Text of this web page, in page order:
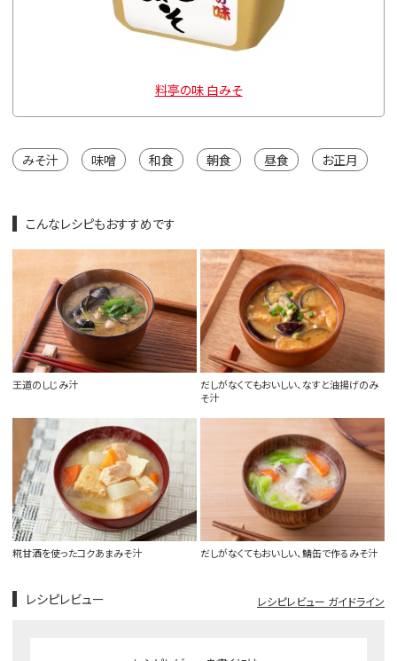
料亭の味 白みそ
みそ汁 味噌 和食 朝食 昼食 お正月
こんなレシピもおすすめです
王道のしじみ汁
だしがなくてもおいしい、なすと油揚げのみ
そ汁
糀甘酒を使ったコクあまみそ汁 だしがなくてもおいしい、鯖缶で作るみそ汁
レシピレビュー レシピレビュー ガイドライン